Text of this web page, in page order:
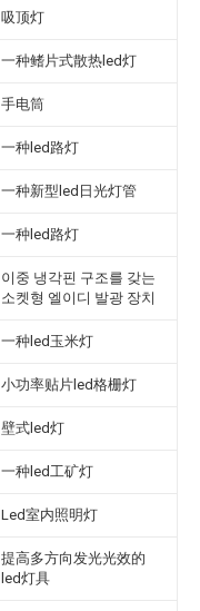
吸顶灯
一种鳍片式散热led灯
手电筒
一种led路灯
一种新型led日光灯管
一种led路灯
이중 냉각핀 구조를 갖는
소켓형 엘이디 발광 장치
一种led玉米灯
小功率贴片led格栅灯
壁式led灯
一种led工矿灯
Led室内照明灯
提高多方向发光光效的
led灯具